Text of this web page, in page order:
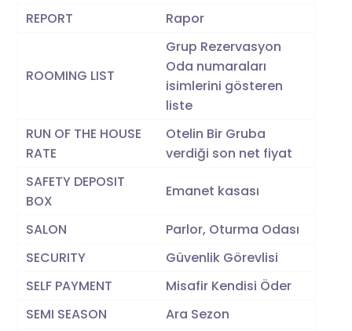
REPORT
Rapor
ROOMING LIST
Grup Rezervasyon
Oda numaraları
isimlerini gösteren
liste
RUN OF THE HOUSE
RATE
Otelin Bir Gruba
verdiği son net fiyat
SAFETY DEPOSIT
BOX
Emanet kasası
SALON
Parlor, Oturma Odası
SECURITY
Güvenlik Görevlisi
SELF PAYMENT
Misafir Kendisi Öder
SEMI SEASON
Ara Sezon